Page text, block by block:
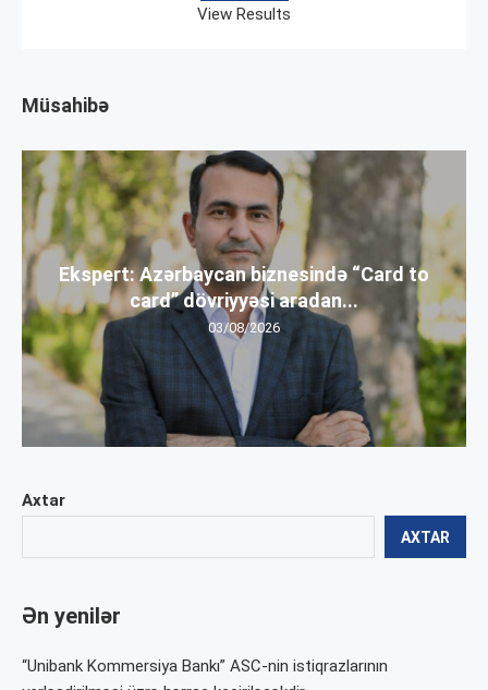
Axtar
AXTAR
Ən yenilər
“Unibank Kommersiya Bankı” ASC-nin istiqrazlarının
View Results
Müsahibə
Ekspert: Azərbaycan biznesində “Card to
card” dövriyyəsi aradan...
03/08/2026